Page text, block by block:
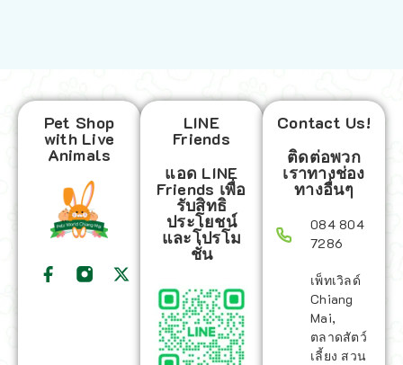
Pet Shop
with Live
Animals
LINE
Friends
แอด LINE
Friends เพื่อ
รับสิทธิ
ประโยชน์
และโปรโม
ชั่น
Contact Us!
ติดต่อพวก
เราทางช่อง
ทางอื่นๆ
084 804
7286
เพ็ทเวิลด์
Chiang
Mai,
ตลาดสัตว์
เลี้ยง สวน